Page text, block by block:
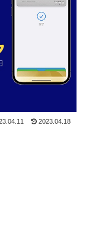
2023.04.18